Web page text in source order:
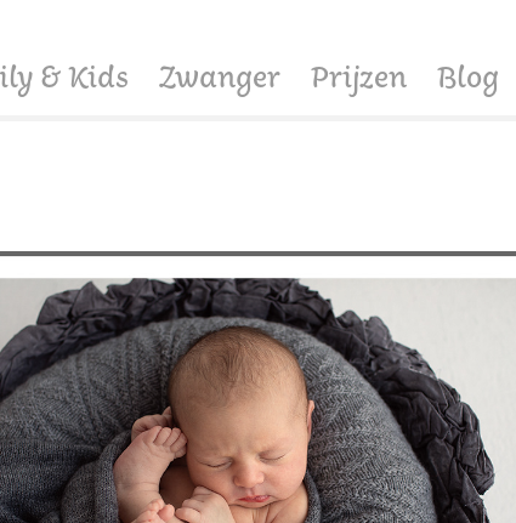
& Kids Zwanger Prijzen Blog